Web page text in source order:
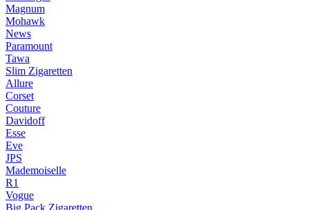
Magnum
Mohawk
News
Paramount
Tawa
Slim Zigaretten
Allure
Corset
Couture
Davidoff
Esse
Eve
JPS
Mademoiselle
R1
Vogue
Big Pack Zigaretten